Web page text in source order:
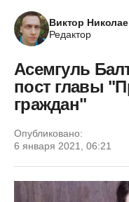
Виктор
Редактор
Асемгуль
пост главы
граждан"
Опубликовано:
6 января 2021, 06:21